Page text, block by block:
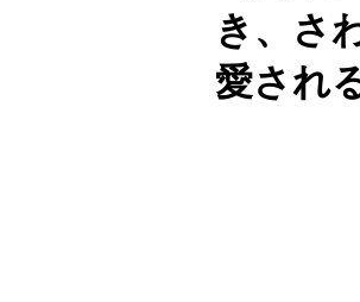
き、さ
愛され